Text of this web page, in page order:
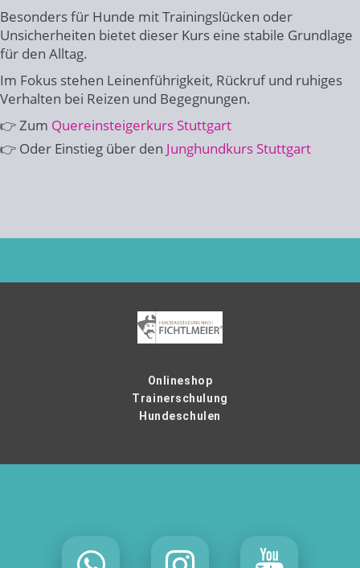
Besonders für Hunde mit Trainingslücken oder
Unsicherheiten bietet dieser Kurs eine stabile Grundlage
für den Alltag.
Im Fokus stehen Leinenführigkeit, Rückruf und ruhiges
Verhalten bei Reizen und Begegnungen.
👉 Zum Quereinsteigerkurs Stuttgart
👉 Oder Einstieg über den Junghundkurs Stuttgart
Onlineshop
Trainerschulung
Hundeschulen